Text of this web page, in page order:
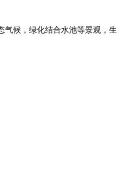
气候，绿化结合水池等景观，生